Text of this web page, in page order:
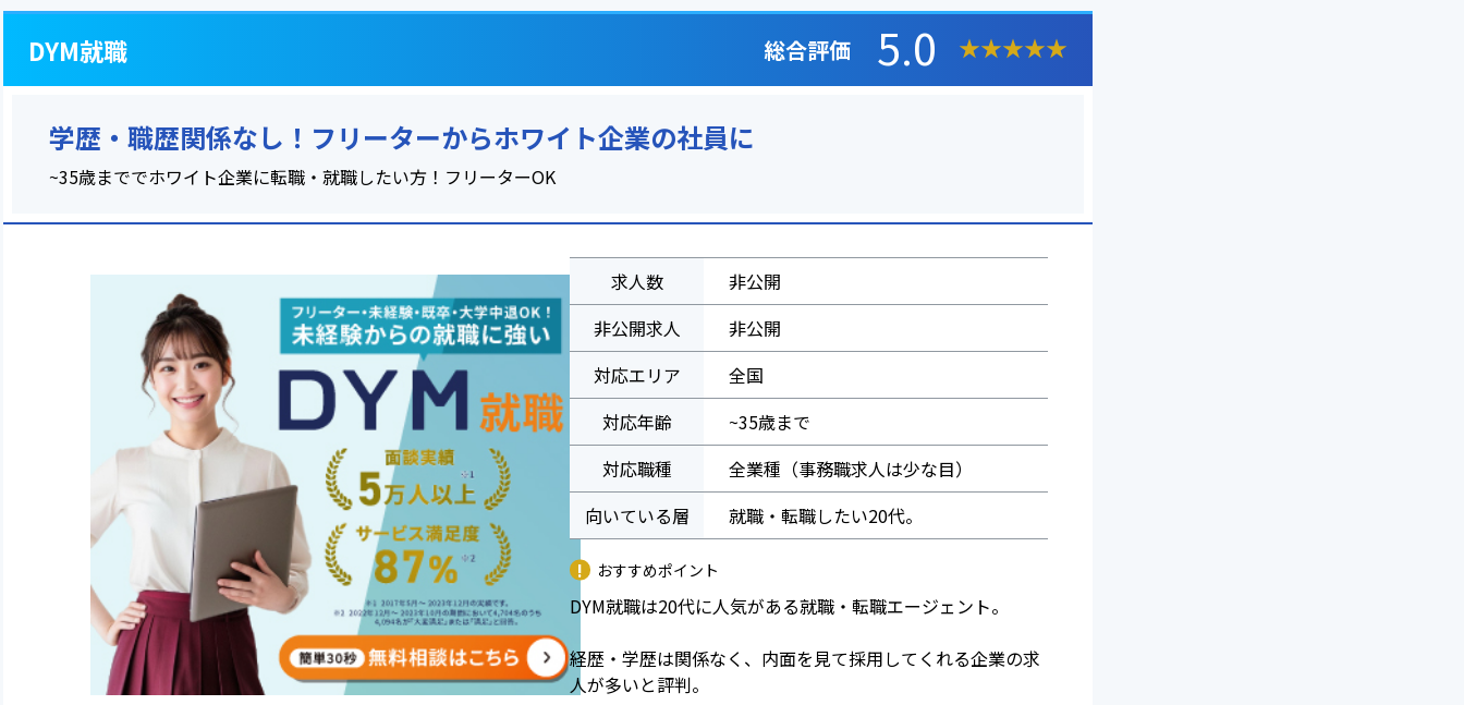
DYM就職 総合評価 5.0 ★★★★★
学歴・職歴関係なし！フリーターからホワイト企業の社員に
~35歳まででホワイト企業に転職・就職したい方！フリーターOK
求人数
非公開
非公開求人
非公開
対応エリア
全国
対応年齢
~35歳まで
対応職種
全業種（事務職求人は少な目）
向いている層
就職・転職したい20代。
おすすめポイント
DYM就職は20代に人気がある就職・転職エージェント。
経歴・学歴は関係なく、内面を見て採用してくれる企業の求
人が多いと評判。